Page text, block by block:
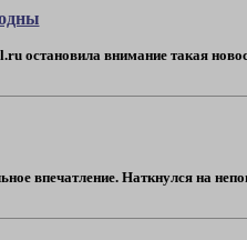
остановила внимание такая
впечатление. Наткнулся на